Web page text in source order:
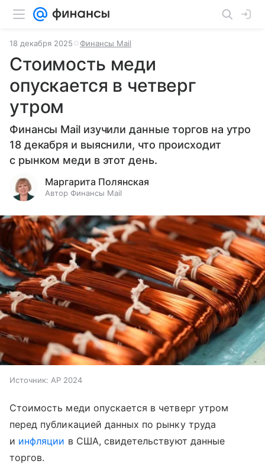
18 декабря 2025 Финансы Mail
Стоимость меди
опускается в четверг
утром
Финансы Mail изучили данные торгов на утро
18 декабря и выяснили, что происходит
с рынком меди в этот день.
Маргарита Полянская
Автор Финансы Mail
Источник: AP 2024
Стоимость меди опускается в четверг утром
перед публикацией данных по рынку труда
и инфляции в США, свидетельствуют данные
торгов.